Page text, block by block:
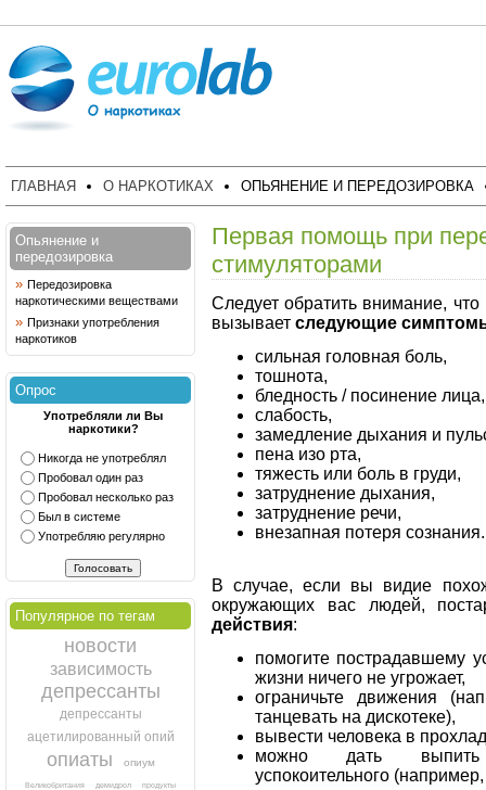
ГЛАВНАЯ О НАРКОТИКАХ ОПЬЯНЕНИЕ И ПЕРЕДОЗИРОВКА
Опьянение и
передозировка
» Передозировка
наркотическими веществами
» Признаки употребления
наркотиков
Опрос
Употребляли ли Вы
наркотики?
Никогда не употреблял
Пробовал один раз
Пробовал несколько раз
Был в системе
Употребляю регулярно
Популярное по тегам
новости
зависимость
депрессанты
депрессанты
ацетилированный опий
опиаты опиум
Великобритания демидрол продукты
Первая помощь при
стимуляторами
Следует обратить внимание,
вызывает следующие
сильная головная боль,
тошнота,
бледность / посинение лица,
слабость,
замедление дыхания и
пена изо рта,
тяжесть или боль в груди,
затруднение дыхания,
затруднение речи,
внезапная потеря сознания.
В случае, если вы видие
окружающих вас людей,
действия:
помогите пострадавшему
жизни ничего не угрожает,
ограничьте движения
танцевать на дискотеке),
вывести человека в
можно дать выпить
успокоительного